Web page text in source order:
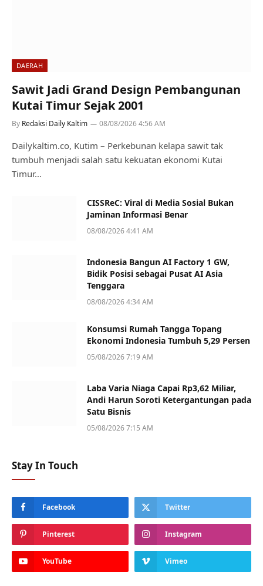
DAERAH
Sawit Jadi Grand Design Pembangunan
Kutai Timur Sejak 2001
By Redaksi Daily Kaltim 08/08/2026 4:56 AM
Dailykaltim.co, Kutim – Perkebunan kelapa sawit tak
tumbuh menjadi salah satu kekuatan ekonomi Kutai
Timur…
CISSReC: Viral di Media Sosial Bukan
Jaminan Informasi Benar
08/08/2026 4:41 AM
Indonesia Bangun AI Factory 1 GW,
Bidik Posisi sebagai Pusat AI Asia
Tenggara
08/08/2026 4:34 AM
Konsumsi Rumah Tangga Topang
Ekonomi Indonesia Tumbuh 5,29 Persen
05/08/2026 7:19 AM
Laba Varia Niaga Capai Rp3,62 Miliar,
Andi Harun Soroti Ketergantungan pada
Satu Bisnis
05/08/2026 7:15 AM
Stay In Touch
Facebook Twitter
Pinterest Instagram
YouTube Vimeo